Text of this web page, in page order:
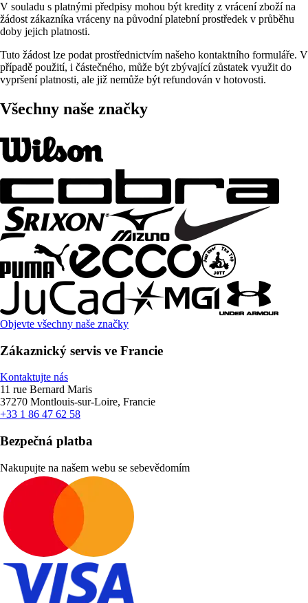
V souladu s platnými předpisy mohou být kredity z vrácení zboží na
žádost zákazníka vráceny na původní platební prostředek v průběhu
doby jejich platnosti.
Tuto žádost lze podat prostřednictvím našeho kontaktního formuláře. V
případě použití, i částečného, může být zbývající zůstatek využit do
vypršení platnosti, ale již nemůže být refundován v hotovosti.
Všechny naše značky
Objevte všechny naše značky
Zákaznický servis ve Francie
Kontaktujte nás
11 rue Bernard Maris
37270 Montlouis-sur-Loire, Francie
+33 1 86 47 62 58
Bezpečná platba
Nakupujte na našem webu se sebevědomím